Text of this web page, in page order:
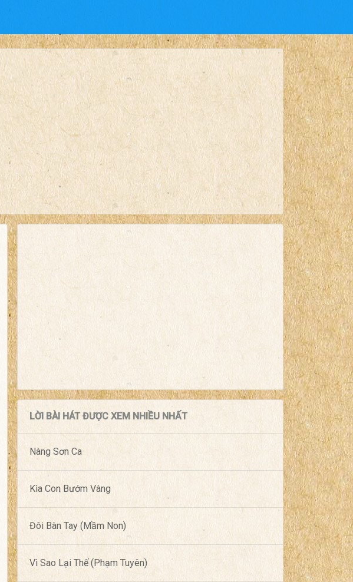
LỜI BÀI HÁT ĐƯỢC XEM NHIỀU NHẤT
Nàng Sơn Ca
Kìa Con Bướm Vàng
Đôi Bàn Tay (Mầm Non)
Vì Sao Lại Thế (Phạm Tuyên)